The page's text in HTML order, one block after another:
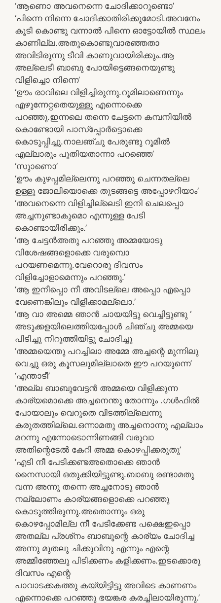
‘ആണൊ അവനെന്നെ ചോദിക്കാറുണ്ടൊ’
‘പിന്നെ നിന്നെ ചോദിക്കാതിരിക്കുമോടി.അവനേം
കൂടി കൊണ്ടു വന്നാല്‍ പിന്നെ ഓട്ടോയില്‍ സ്ഥലം
കാണില്ല.അതുകൊണ്ടുവാരഞ്ഞതാ
അവിടിരുന്നു ടീവി കാണുവായിരിക്കും.ആ
അല്ലെടീ ബാബു പോയിട്ടെങ്ങനെയുണ്ടു
വിളിച്ചൊ നിന്നെ’
‘ഊം രാവിലെ വിളിച്ചിരുന്നു.റൂമിലാണെന്നും
എഴുന്നേറ്റതെയുള്ളു എന്നൊക്കെ
പറഞ്ഞു.ഇന്നലെ തന്നെ ചേട്ടനെ കമ്പനിയില്‍
കൊണ്ടോയി പാസ്‌പ്പോര്‍ട്ടൊക്കെ
കൊടുപ്പിച്ചു.നാലഞ്ചു പേരുണ്ടു റൂമില്‍
എല്ലാരും പുതിയതാന്നാ പറഞ്ഞെ’
‘സുാണൊ’
‘ഊം കുഴപ്പമില്ലെന്നു പറഞ്ഞു ചെന്നതല്ലെ
ഉള്ളൂ ജോലിയൊക്കെ തുടങ്ങട്ടെ അപ്പോഴറിയാം’
‘അവനെന്നെ വിളിച്ചില്ലെടി ഇനി ചെലപ്പൊ
അച്ചനുണ്ടാകുമൊ എന്നുള്ള പേടി
കൊണ്ടായിരിക്കും.’
‘ആ ചേട്ടന്‍അതു പറഞ്ഞു അമ്മയോടു
വിശേഷങ്ങളൊക്കെ വരുമ്പൊ
പറയണമെന്നു.വേറൊരു ദിവസം
വിളിച്ചോളാമെന്നും പറഞ്ഞു.’
‘ആ ഇനീപ്പൊ നീ അവിടല്ലെ അപ്പൊ എപ്പൊ
വേണെങ്കിലും വിളിക്കാമല്ലൊ.’
‘ആ വാ അമ്മെ ഞാന്‍ ചായയിട്ടു വെച്ചിട്ടുണ്ടു ‘
അടുക്കളയിലെത്തിയപ്പോള്‍ ചിഞ്ചു അമ്മയെ
പിടിച്ചു നിറുത്തിയിട്ടു ചോദിച്ചു
‘അമ്മയെന്തു പറച്ചിലാ അമ്മേ അച്ചന്റെ മുന്നിലു
വെച്ചു ഒരു കൂസലുമില്ലാതെ ഈ പറയുന്നെ’
‘എന്താടീ’
‘അല്ല ബാബുവേട്ടന്‍ അമ്മയെ വിളിക്കുന്ന
കാര്യമൊക്കെ അച്ചനെന്തു തോന്നും .ഗള്‍ഫില്‍
പോയാലും വെറുതെ വിടത്തില്ലെന്നു
കരുതത്തില്ലെ.ഒന്നാമതു അച്ചനൊന്നു എല്ലാം
മറന്നു എന്നോടൊന്നിണങ്ങി വരുവാ
അതിന്റെടേല്‍ കേറി അമ്മ കൊഴപ്പിക്കരുതു’
‘എടി നീ പേടിക്കണ്ടഅതൊക്കെ ഞാന്‍
നൈസായി ഒതുക്കിയിട്ടുണ്ടു.ബാബു രണ്ടാമതു
വന്ന അന്നു തന്നെ അച്ചനോടു ഞാന്‍
നല്ലോണം കാര്യങ്ങളൊക്കെ പറഞ്ഞു
കൊടുത്തിരുന്നു.അതൊന്നും ഒരു
കൊഴപ്പോമില്ല നീ പേടിക്കേണ്ട പക്ഷെഇപ്പൊ
അതല്ല പ്രശ്‌നം ബാബൂന്റെ കാര്യം ചോദിച്ച
അന്നു മുതലു ചിക്കുവിനു എന്നും എന്റെ
അമ്മിഞ്ഞേലു പിടിക്കണം കളിക്കണം.ഇടക്കൊരു
ദിവസം എന്റെ
പാവാടക്കകത്തു കയ്യിട്ടിട്ടു അവിടെ കാണണം
എന്നൊക്കെ പറഞ്ഞു ഭയങ്കര കരച്ചിലായിരുന്നു.’